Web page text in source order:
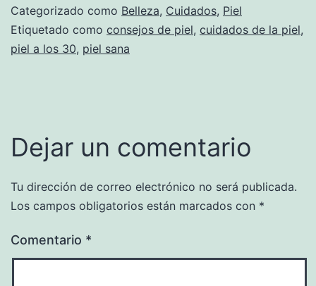
Categorizado como Belleza, Cuidados, Piel
Etiquetado como consejos de piel, cuidados de la piel,
piel a los 30, piel sana
Dejar un comentario
Tu dirección de correo electrónico no será publicada.
Los campos obligatorios están marcados con *
Comentario *